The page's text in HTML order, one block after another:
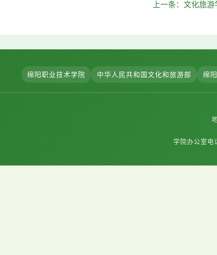
上一条： 文化旅游
绵阳职业技术学院 中华人民共和国文化和旅游部 绵
学院办公室